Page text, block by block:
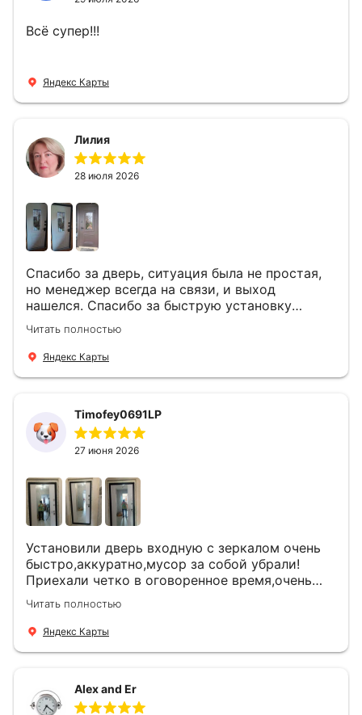
Всё супер!!!
Яндекс Карты
Лилия
28 июля 2026
Спасибо за дверь, ситуация была не простая,
но менеджер всегда на связи, и выход
нашелся. Спасибо за быструю установку
Роману, один и привёз, и установил. Надеюсь,
что дверь нам долго послужит
Читать полностью
Яндекс Карты
Timofey0691LP
27 июня 2026
Установили дверь входную с зеркалом очень
быстро,аккуратно,мусор за собой убрали!
Приехали четко в оговоренное время,очень
вежливые,деликатные рабочие .Все
понравилось и дверь ,и работа и цена!
Читать полностью
Яндекс Карты
Alex and Er